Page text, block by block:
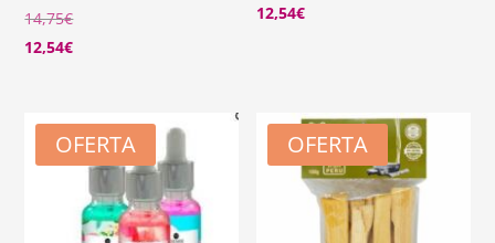
14,75€
12,54€
12,54€
OFERTA OFERTA